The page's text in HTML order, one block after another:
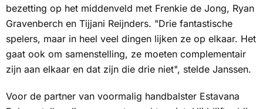
bezetting op het middenveld met Frenkie de Jong, Ryan
Gravenberch en Tijjani Reijnders. "Drie fantastische
spelers, maar in heel veel dingen lijken ze op elkaar. Het
gaat ook om samenstelling, ze moeten complementair
zijn aan elkaar en dat zijn die drie niet", stelde Janssen.
Voor de partner van voormalig handbalster Estavana